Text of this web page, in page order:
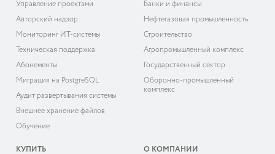
Управление проектами
Авторский надзор
Мониторинг ИТ-системы
Техническая поддержка
Абонементы
Миграция на PostgreSQL
Аудит развёртывания системы
Внешнее хранение файлов
Обучение
Банки и финансы
Нефтегазовая промышленность
Строительство
Агропромышленный комплекс
Государственный сектор
Оборонно-промышленный
комплекс
КУПИТЬ О КОМПАНИИ